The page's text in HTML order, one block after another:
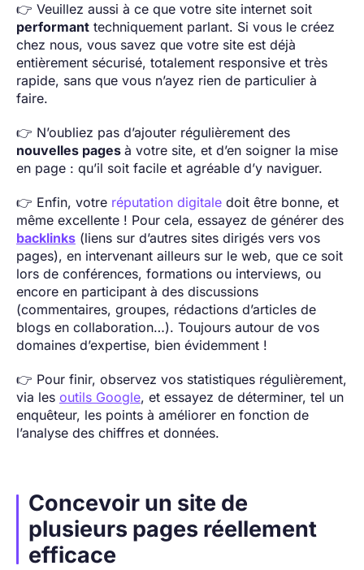
👉 Veuillez aussi à ce que votre site internet soit
performant techniquement parlant. Si vous le créez
chez nous, vous savez que votre site est déjà
entièrement sécurisé, totalement responsive et très
rapide, sans que vous n’ayez rien de particulier à
faire.
👉 N’oubliez pas d’ajouter régulièrement des
nouvelles pages à votre site, et d’en soigner la mise
en page : qu’il soit facile et agréable d’y naviguer.
👉 Enfin, votre réputation digitale doit être bonne, et
même excellente ! Pour cela, essayez de générer des
backlinks (liens sur d’autres sites dirigés vers vos
pages), en intervenant ailleurs sur le web, que ce soit
lors de conférences, formations ou interviews, ou
encore en participant à des discussions
(commentaires, groupes, rédactions d’articles de
blogs en collaboration…). Toujours autour de vos
domaines d’expertise, bien évidemment !
👉 Pour finir, observez vos statistiques régulièrement,
via les outils Google, et essayez de déterminer, tel un
enquêteur, les points à améliorer en fonction de
l’analyse des chiffres et données.
Concevoir un site de
plusieurs pages réellement
efficace